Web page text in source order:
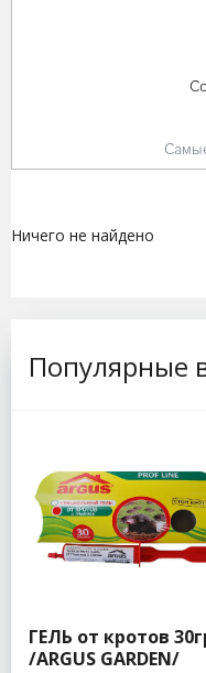
Ничего не найдено
Популярные
ГЕЛЬ от кротов
/ARGUS GARDEN/